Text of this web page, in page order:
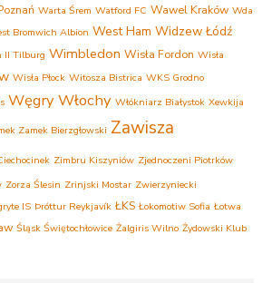
Warta Śrem Watford FC Wawel Kraków Wda
Bromwich Albion West Ham Widzew Łódź
II Tilburg Wimbledon Wisła Fordon Wisła
Wisła Płock Witosza Bistrica WKS Grodno
WęgryWłochy Włókniarz Białystok Xewkija
Zamek Bierzgłowski Zawisza
Zimbru Kiszyniów Zjednoczeni Piotrków
Zorza Ślesin Zrinjski Mostar Zwierzyniecki
IS Þróttur Reykjavík ŁKS Łokomotiw Sofia Łotwa
Śląsk Świętochłowice Żalgiris Wilno Żydowski Klub